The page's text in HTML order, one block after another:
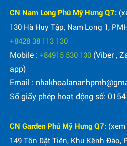
CN Nam Long Phú Mỹ Hưng Q7:
130 Hà Huy Tập, Nam Long 1,
+8428 38 113 130
Mobile : +84915 530 130 (Viber ,
app)
Email :
Số giấy phép hoạt động số:
CN Garden Phú Mỹ Hưng Q7:
149 Tôn Dật Tiên, Khu Kênh Đào,